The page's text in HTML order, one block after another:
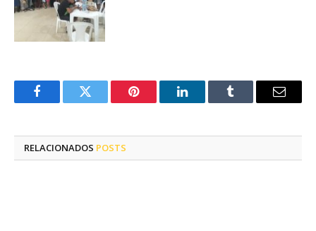
FacebookTwitter Pinterest LinkedInTumblr
E-
RELACIONADOS POSTS